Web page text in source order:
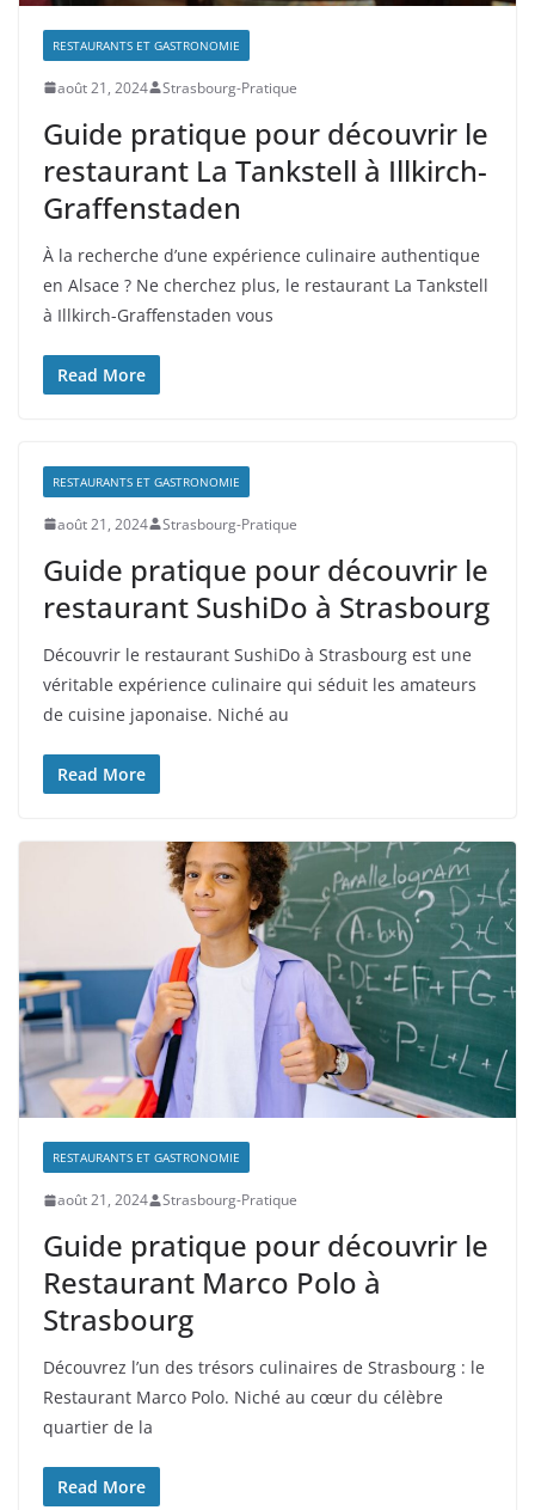
RESTAURANTS ET GASTRONOMIE
août 21, 2024 Strasbourg-Pratique
Guide pratique pour découvrir le
restaurant La Tankstell à Illkirch-
Graffenstaden
À la recherche d’une expérience culinaire authentique
en Alsace ? Ne cherchez plus, le restaurant La Tankstell
à Illkirch-Graffenstaden vous
Read More
RESTAURANTS ET GASTRONOMIE
août 21, 2024 Strasbourg-Pratique
Guide pratique pour découvrir le
restaurant SushiDo à Strasbourg
Découvrir le restaurant SushiDo à Strasbourg est une
véritable expérience culinaire qui séduit les amateurs
de cuisine japonaise. Niché au
Read More
RESTAURANTS ET GASTRONOMIE
août 21, 2024 Strasbourg-Pratique
Guide pratique pour découvrir le
Restaurant Marco Polo à
Strasbourg
Découvrez l’un des trésors culinaires de Strasbourg : le
Restaurant Marco Polo. Niché au cœur du célèbre
quartier de la
Read More